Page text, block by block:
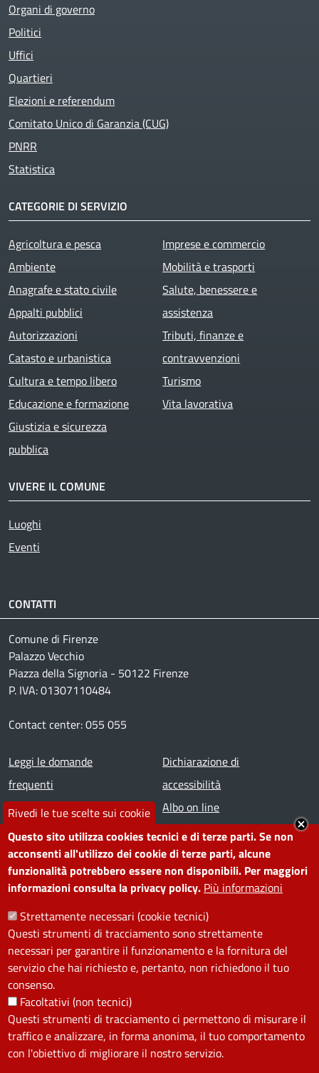
Rivedi le tue scelte sui cookie
Questo sito utilizza cookies tecnici e di terze parti. Se non
acconsenti all'utilizzo dei cookie di terze parti, alcune
funzionalità potrebbero essere non disponibili. Per maggiori
informazioni consulta la privacy policy. Più informazioni
Strettamente necessari (cookie tecnici)
Questi strumenti di tracciamento sono strettamente
necessari per garantire il funzionamento e la fornitura del
servizio che hai richiesto e, pertanto, non richiedono il tuo
consenso.
Facoltativi (non tecnici)
Questi strumenti di tracciamento ci permettono di misurare il
traffico e analizzare, in forma anonima, il tuo comportamento
con l'obiettivo di migliorare il nostro servizio.
Organi di governo
Politici
Uffici
Quartieri
Elezioni e referendum
Comitato Unico di Garanzia (CUG)
PNRR
Statistica
CATEGORIE DI SERVIZIO
Agricoltura e pesca
Ambiente
Anagrafe e stato civile
Appalti pubblici
Autorizzazioni
Catasto e urbanistica
Cultura e tempo libero
Educazione e formazione
Giustizia e sicurezza
pubblica
Imprese e commercio
Mobilità e trasporti
Salute, benessere e
assistenza
Tributi, finanze e
contravvenzioni
Turismo
Vita lavorativa
VIVERE IL COMUNE
Luoghi
Eventi
CONTATTI
Comune di Firenze
Palazzo Vecchio
Piazza della Signoria - 50122 Firenze
P. IVA: 01307110484
Contact center: 055 055
Footer menu
Leggi le domande
frequenti
Prenota appuntamento
Segnala disservizio
Amministrazione
trasparente
Note legali
Dichiarazione di
accessibilità
Albo on line
Redazione web
Piano di miglioramento dei
servizi
Contatti
SEGUICI SU
Facebook
Instagram
YouTube
Telegram
WhatsApp
TwitterLinkedin
PRIVACY
Useful links section
La Privacy nel Comune